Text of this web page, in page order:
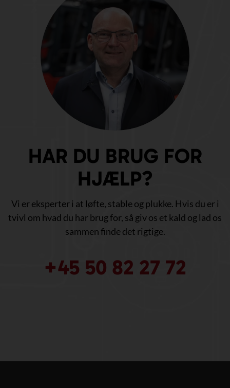
HAR DU BRUG FOR
HJÆLP?
Vi er eksperter i at løfte, stable og plukke. Hvis du er i
tvivl om hvad du har brug for, så giv os et kald og lad os
sammen finde det rigtige.
+45 50 82 27 72